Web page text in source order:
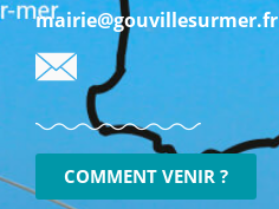
mairie@gouvillesurmer.fr
COMMENT VENIR ?